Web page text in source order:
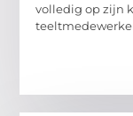
volledig op zijn